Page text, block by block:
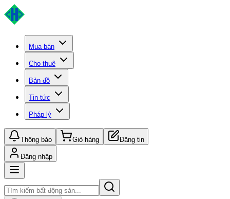
Mua bán
Cho thuê
Bản đồ
Tin tức
Pháp lý
Thông báo Giỏ hàng Đăng tin
Đăng nhập